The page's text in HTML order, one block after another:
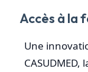
Accès à la
Une